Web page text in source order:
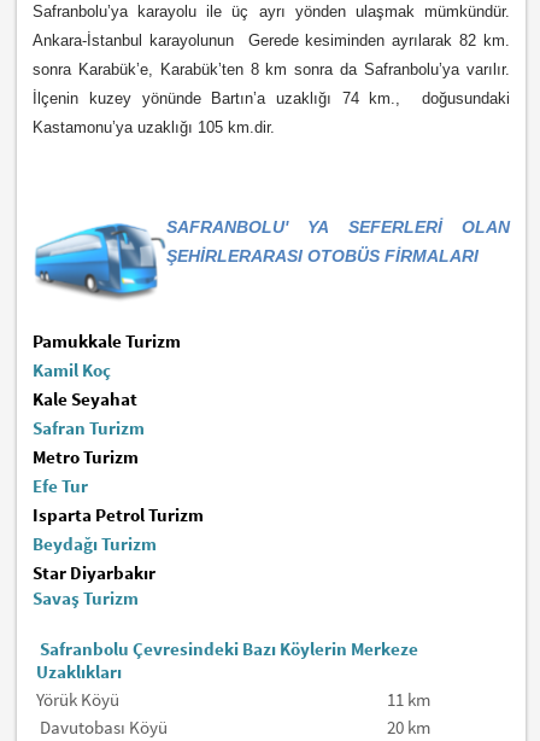
Safranbolu’ya karayolu ile üç ayrı yönden ulaşmak mümkündür.
Ankara-İstanbul karayolunun Gerede kesiminden ayrılarak 82 km.
sonra Karabük’e, Karabük’ten 8 km sonra da Safranbolu’ya varılır.
İlçenin kuzey yönünde Bartın’a uzaklığı 74 km., doğusundaki
Kastamonu’ya uzaklığı 105 km.dir.
SAFRANBOLU' YA SEFERLERİ OLAN
ŞEHİRLERARASI OTOBÜS FİRMALARI
Pamukkale Turizm
Kamil Koç
Kale Seyahat
Safran Turizm
Metro Turizm
Efe Tur
Isparta Petrol Turizm
Beydağı Turizm
Star Diyarbakır
Savaş Turizm
Safranbolu Çevresindeki Bazı Köylerin Merkeze
Uzaklıkları
Yörük Köyü
11 km
Davutobası Köyü
20 km